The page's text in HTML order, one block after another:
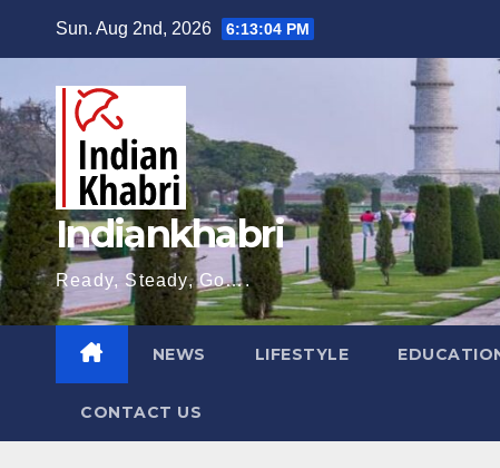
content
Sun. Aug 2nd, 2026 6:13:05 PM
Indiankhabri
Ready, Steady, Go….
NEWS LIFESTYLE
CONTACT US